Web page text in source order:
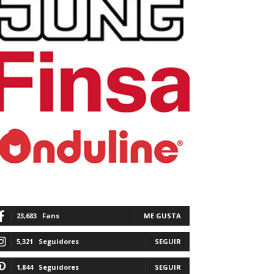
23,683 Fans ME GUSTA
5,321 Seguidores SEGUIR
1,844 Seguidores SEGUIR